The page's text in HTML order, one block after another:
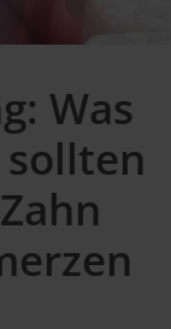
Was